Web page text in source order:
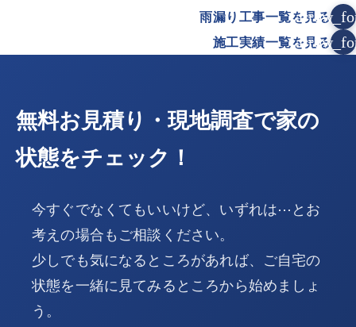
雨漏り工事一覧を見る
施工実績一覧を見る
無料お見積り・現地調査で家の
状態をチェック！
今すぐでなくてもいいけど、いずれは⋯とお
考えの場合もご相談ください。
少しでも気になるところがあれば、ご自宅の
状態を一緒に見てみるところから始めましょ
う。